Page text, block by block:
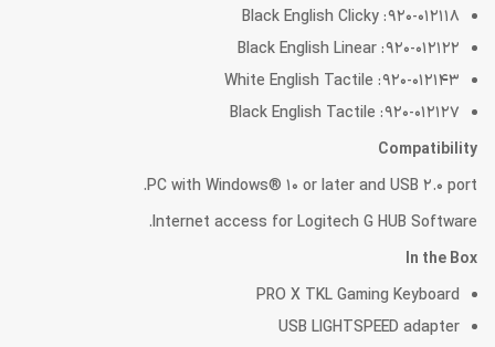
Black English Clicky : 920-012118
Black English Linear : 920-012122
White English Tactile : 920-012143
Black English Tactile : 920-012127
Compatibility
PC with Windows® 10 or later and USB 2.0 port.
Internet access for Logitech G HUB Software.
In the Box
PRO X TKL Gaming Keyboard
USB LIGHTSPEED adapter